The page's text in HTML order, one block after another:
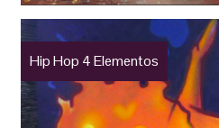
Hip Hop 4 Elementos